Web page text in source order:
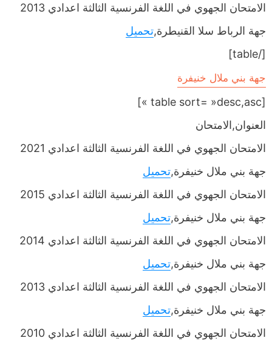
الامتحان الجهوي في اللغة الفرنسية الثالثة اعدادي 2013
جهة الرباط سلا القنيطرة,تحميل
[/table]
جهة بني ملال خنيفرة
[table sort= »desc,asc »]
العنوان,الامتحان
الامتحان الجهوي في اللغة الفرنسية الثالثة اعدادي 2021
جهة بني ملال خنيفرة,تحميل
الامتحان الجهوي في اللغة الفرنسية الثالثة اعدادي 2015
جهة بني ملال خنيفرة,تحميل
الامتحان الجهوي في اللغة الفرنسية الثالثة اعدادي 2014
جهة بني ملال خنيفرة,تحميل
الامتحان الجهوي في اللغة الفرنسية الثالثة اعدادي 2013
جهة بني ملال خنيفرة,تحميل
الامتحان الجهوي في اللغة الفرنسية الثالثة اعدادي 2010